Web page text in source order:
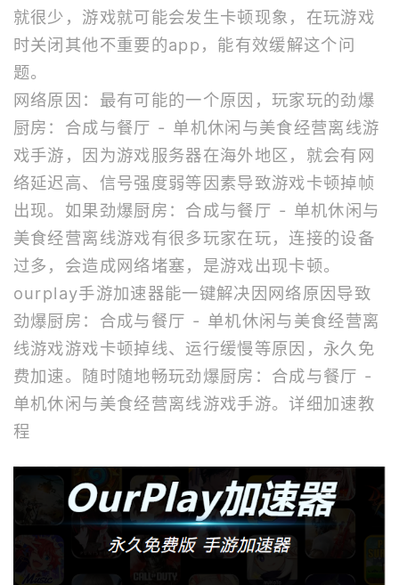
就很少，游戏就可能会发生卡顿现象，在玩游戏
时关闭其他不重要的app，能有效缓解这个问
题。
网络原因：最有可能的一个原因，玩家玩的劲爆
厨房：合成与餐厅 - 单机休闲与美食经营离线游
戏手游，因为游戏服务器在海外地区，就会有网
络延迟高、信号强度弱等因素导致游戏卡顿掉帧
出现。如果劲爆厨房：合成与餐厅 - 单机休闲与
美食经营离线游戏有很多玩家在玩，连接的设备
过多，会造成网络堵塞，是游戏出现卡顿。
ourplay手游加速器能一键解决因网络原因导致
劲爆厨房：合成与餐厅 - 单机休闲与美食经营离
线游戏游戏卡顿掉线、运行缓慢等原因，永久免
费加速。随时随地畅玩劲爆厨房：合成与餐厅 -
单机休闲与美食经营离线游戏手游。详细加速教
程